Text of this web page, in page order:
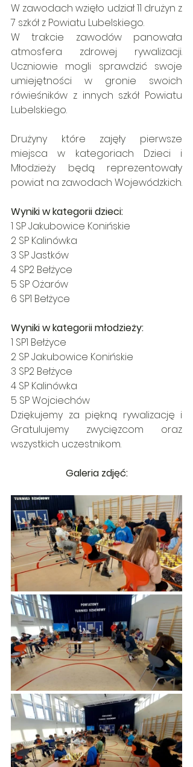
W zawodach wzięło udział 11 drużyn z
7 szkół z Powiatu Lubelskiego.
W trakcie zawodów panowała
atmosfera zdrowej rywalizacji.
Uczniowie mogli sprawdzić swoje
umiejętności w gronie swoich
rówieśników z innych szkół Powiatu
Lubelskiego.
Drużyny które zajęły pierwsze
miejsca w kategoriach Dzieci i
Młodzieży będą reprezentowały
powiat na zawodach Wojewódzkich.
Wyniki w kategorii dzieci:
1 SP Jakubowice Konińskie
2 SP Kalinówka
3 SP Jastków
4 SP2 Bełżyce
5 SP Ożarów
6 SP1 Bełżyce
Wyniki w kategorii młodzieży:
1 SP1 Bełżyce
2 SP Jakubowice Konińskie
3 SP2 Bełżyce
4 SP Kalinówka
5 SP Wojciechów
Dziękujemy za piękną rywalizację i
Gratulujemy zwycięzcom oraz
wszystkich uczestnikom.
Galeria zdjęć: